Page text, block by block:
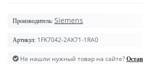
Производитель: Siemens
Артикул: 1FK7042-2AK71-1RA0
Не нашли нужный товар на сайте?